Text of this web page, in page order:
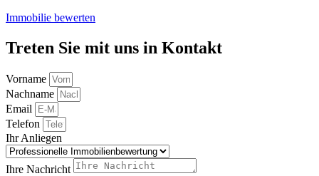
Immobilie bewerten
Treten Sie mit uns in Kontakt
Vorname
Nachname
Email
Telefon
Ihr Anliegen
Ihre Nachricht